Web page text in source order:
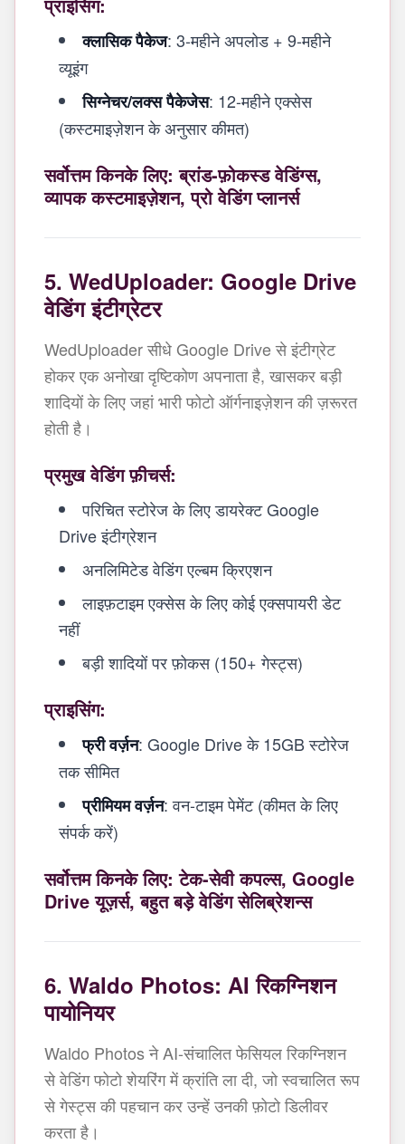
क्लासिक पैकेज: 3-महीने अपलोड + 9-महीने
व्यूइंग
सिग्नेचर/लक्स पैकेजेस: 12-महीने एक्सेस
(कस्टमाइज़ेशन के अनुसार कीमत)
सर्वोत्तम किनके लिए: ब्रांड-फ़ोकस्ड वेडिंग्स,
व्यापक कस्टमाइज़ेशन, प्रो वेडिंग प्लानर्स
5. WedUploader: Google Drive
वेडिंग इंटीग्रेटर
WedUploader सीधे Google Drive से इंटीग्रेट
होकर एक अनोखा दृष्टिकोण अपनाता है, खासकर बड़ी
शादियों के लिए जहां भारी फोटो ऑर्गनाइज़ेशन की ज़रूरत
होती है।
प्रमुख वेडिंग फ़ीचर्स:
परिचित स्टोरेज के लिए डायरेक्ट Google
Drive इंटीग्रेशन
अनलिमिटेड वेडिंग एल्बम क्रिएशन
लाइफ़टाइम एक्सेस के लिए कोई एक्सपायरी डेट
नहीं
बड़ी शादियों पर फ़ोकस (150+ गेस्ट्स)
प्राइसिंग:
फ्री वर्ज़न: Google Drive के 15GB स्टोरेज
तक सीमित
प्रीमियम वर्ज़न: वन-टाइम पेमेंट (कीमत के लिए
संपर्क करें)
सर्वोत्तम किनके लिए: टेक-सेवी कपल्स, Google
Drive यूज़र्स, बहुत बड़े वेडिंग सेलिब्रेशन्स
6. Waldo Photos: AI रिकग्निशन
पायोनियर
Waldo Photos ने AI-संचालित फेसियल रिकग्निशन
से वेडिंग फोटो शेयरिंग में क्रांति ला दी, जो स्वचालित रूप
से गेस्ट्स की पहचान कर उन्हें उनकी फ़ोटो डिलीवर
करता है।